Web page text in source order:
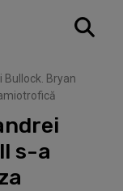
Bryan
s-a